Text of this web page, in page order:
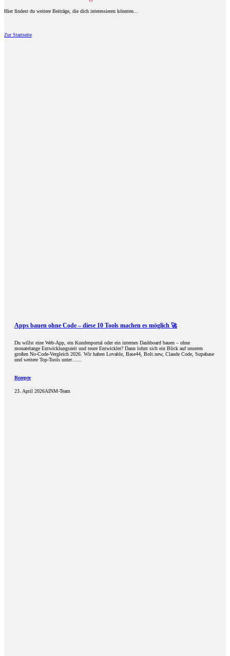
Hier findest du weitere Beiträge, die dich interessieren könnten...
Zur Startseite
Apps bauen ohne Code – diese 10 Tools machen es möglich 🚀
Du willst eine Web-App, ein Kundenportal oder ein internes Dashboard bauen – ohne
monatelange Entwicklungszeit und teure Entwickler? Dann lohnt sich ein Blick auf unseren
großen No-Code-Vergleich 2026. Wir haben Lovable, Base44, Bolt.new, Claude Code, Supabase
und weitere Top-Tools unter…...
Rezepte
23. April 2026AINM-Team